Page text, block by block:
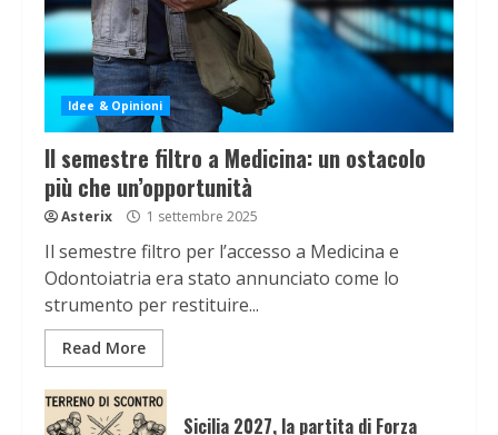
Idee & Opinioni
Il semestre filtro a Medicina: un ostacolo
più che un’opportunità
Asterix 1 settembre 2025
Il semestre filtro per l’accesso a Medicina e
Odontoiatria era stato annunciato come lo
strumento per restituire...
Read More
Sicilia 2027, la partita di Forza